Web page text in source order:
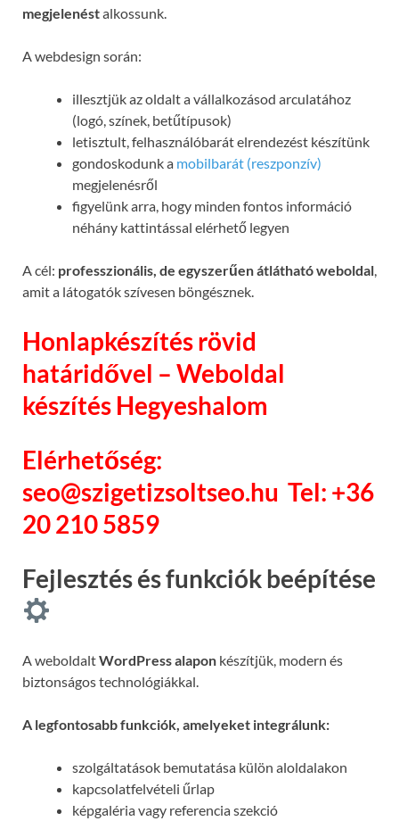
megjelenéstalkossunk.
A webdesign során:
illesztjük az oldalt a vállalkozásod arculatához
(logó, színek, betűtípusok)
letisztult, felhasználóbarát elrendezést készítünk
gondoskodunk a mobilbarát (reszponzív)
megjelenésről
figyelünk arra, hogy minden fontos információ
néhány kattintással elérhető legyen
A cél: professzionális, de egyszerűen átlátható weboldal,
amit a látogatók szívesen böngésznek.
Honlapkészítés rövid
határidővel – Weboldal
készítés Hegyeshalom
Elérhetőség:
seo@szigetizsoltseo.hu Tel: +36
20 210 5859
Fejlesztés és funkciók beépítése
A weboldaltWordPress alapon készítjük, modern és
biztonságos technológiákkal.
A legfontosabb funkciók, amelyeket integrálunk:
szolgáltatások bemutatása külön aloldalakon
kapcsolatfelvételi űrlap
képgaléria vagy referencia szekció